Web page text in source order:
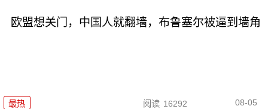
欧盟想关门，中国人就翻墙，布鲁塞尔被逼到墙角
最热 阅读 16292 08-05